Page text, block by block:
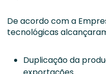
De acordo com a
tecnológicas
Duplicação da